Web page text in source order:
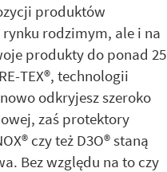
produktów
rodzimym, ale i na
produkty do ponad 25
TEX®, technologii
odkryjesz szeroko
zaś protektory
czy też D3O® staną
Bez względu na to czy